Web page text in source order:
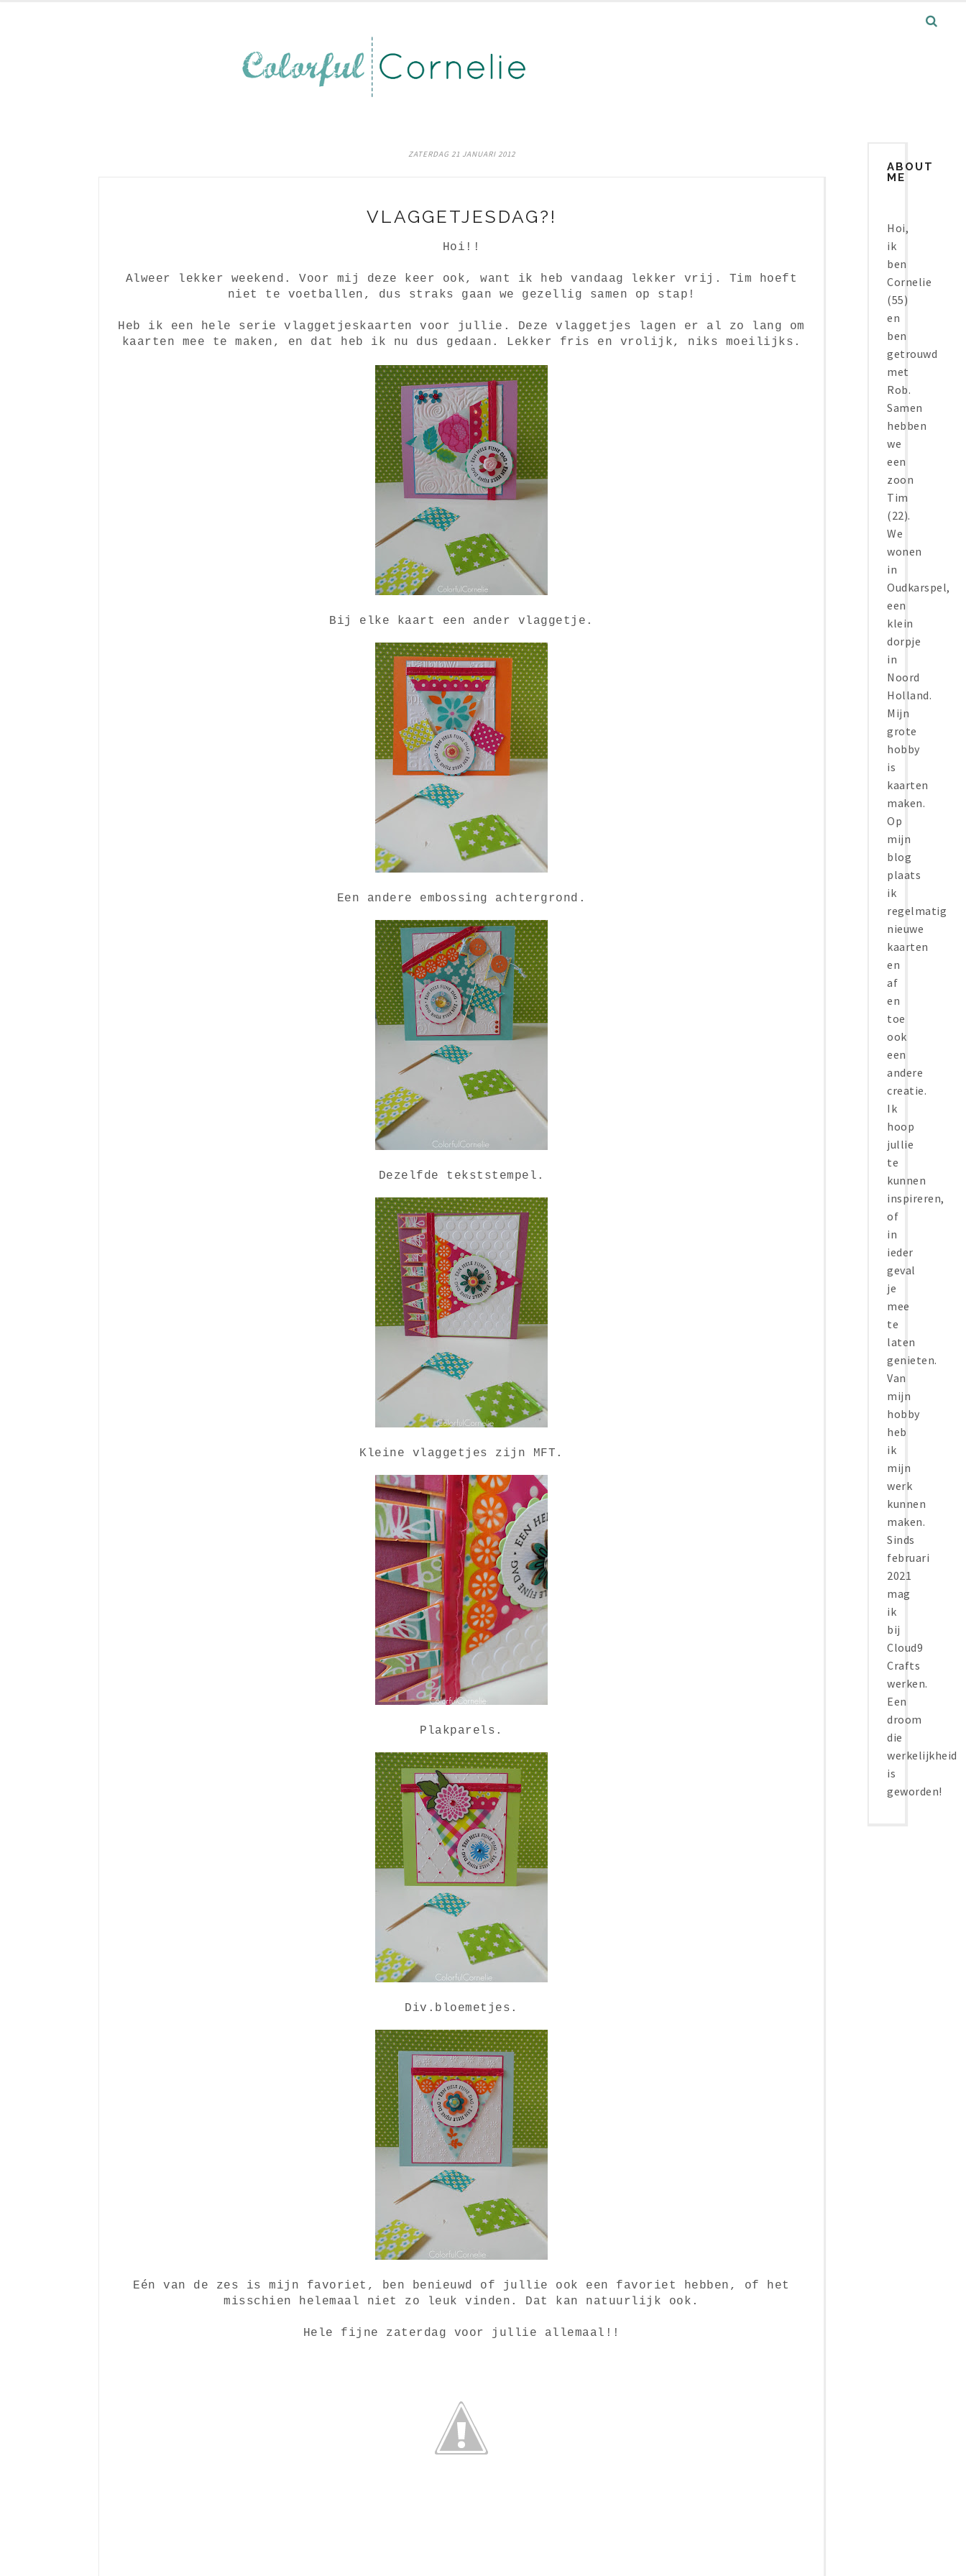
ZATERDAG 21 JANUARI 2012
VLAGGETJESDAG?!
Hoi!!
Alweer lekker weekend. Voor mij deze keer ook, want ik heb vandaag lekker vrij. Tim hoeft
niet te voetballen, dus straks gaan we gezellig samen op stap!
Heb ik een hele serie vlaggetjeskaarten voor jullie. Deze vlaggetjes lagen er al zo lang om
kaarten mee te maken, en dat heb ik nu dus gedaan. Lekker fris en vrolijk, niks moeilijks.
Bij elke kaart een ander vlaggetje.
Een andere embossing achtergrond.
Dezelfde tekststempel.
Kleine vlaggetjes zijn MFT.
Plakparels.
Div.bloemetjes.
Eén van de zes is mijn favoriet, ben benieuwd of jullie ook een favoriet hebben, of het
misschien helemaal niet zo leuk vinden. Dat kan natuurlijk ook.
Hele fijne zaterdag voor jullie allemaal!!
ABOUT
ME
Hoi,
ik
ben
Cornelie
(55)
en
ben
getrouwd
met
Rob.
Samen
hebben
we
een
zoon
Tim
(22).
We
wonen
in
Oudkarspel,
een
klein
dorpje
in
Noord
Holland.
Mijn
grote
hobby
is
kaarten
maken.
Op
mijn
blog
plaats
ik
regelmatig
nieuwe
kaarten
en
af
en
toe
ook
een
andere
creatie.
Ik
hoop
jullie
te
kunnen
inspireren,
of
in
ieder
geval
je
mee
te
laten
genieten.
Van
mijn
hobby
heb
ik
mijn
werk
kunnen
maken.
Sinds
februari
2021
mag
ik
bij
Cloud9
Crafts
werken.
Een
droom
die
werkelijkheid
is
geworden!